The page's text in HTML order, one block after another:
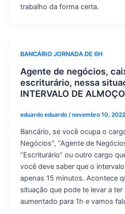
trabalho da forma certa.
BANCÁRIO JORNADA DE 6H
Agente de negócios,
escriturário, nessa
INTERVALO DE
eduardo eduardo /novembro 10, 2022
Bancário, se você ocupa o
Negócios”, “Agente de
“Escriturário” ou outro cargo
você deve saber que o
apenas 15 minutos. Acontece
situação que pode te levar a ter
aumentado para 1h e vamos